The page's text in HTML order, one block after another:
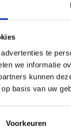
te
we informatie
kunnen
basis van uw
Voorkeuren